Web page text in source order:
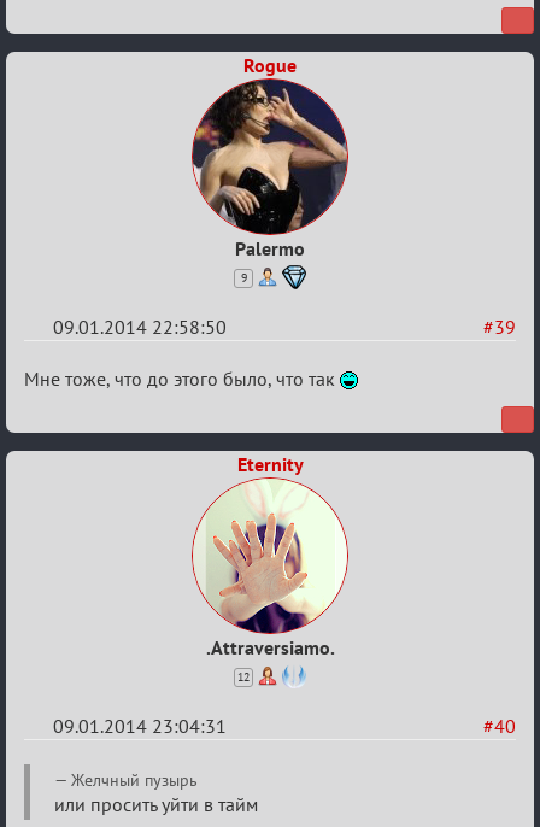
клуб,
Rogue
Palermo
9
#39
09.01.2014 22:58:50
Re:
клуб,
Мне тоже, что до этого было, что так
Eternity
.Attraversiamo.
12
#40
09.01.2014 23:04:31
Re:
VIP-
Желчный пузырь
или просить уйти в тайм